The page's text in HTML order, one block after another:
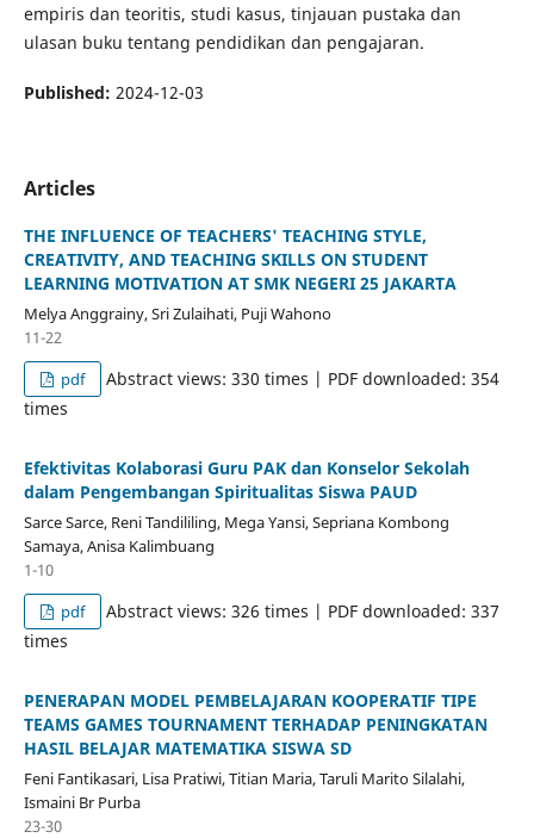
empiris dan teoritis, studi kasus, tinjauan pustaka dan
ulasan buku tentang pendidikan dan pengajaran.
Published: 2024-12-03
Articles
THE INFLUENCE OF TEACHERS' TEACHING STYLE,
CREATIVITY, AND TEACHING SKILLS ON STUDENT
LEARNING MOTIVATION AT SMK NEGERI 25 JAKARTA
Melya Anggrainy, Sri Zulaihati, Puji Wahono
11-22
pdf
Abstract views: 330 times | PDF downloaded: 354
times
Efektivitas Kolaborasi Guru PAK dan Konselor Sekolah
dalam Pengembangan Spiritualitas Siswa PAUD
Sarce Sarce, Reni Tandililing, Mega Yansi, Sepriana Kombong
Samaya, Anisa Kalimbuang
1-10
pdf
Abstract views: 326 times | PDF downloaded: 337
times
PENERAPAN MODEL PEMBELAJARAN KOOPERATIF TIPE
TEAMS GAMES TOURNAMENT TERHADAP PENINGKATAN
HASIL BELAJAR MATEMATIKA SISWA SD
Feni Fantikasari, Lisa Pratiwi, Titian Maria, Taruli Marito Silalahi,
Ismaini Br Purba
23-30